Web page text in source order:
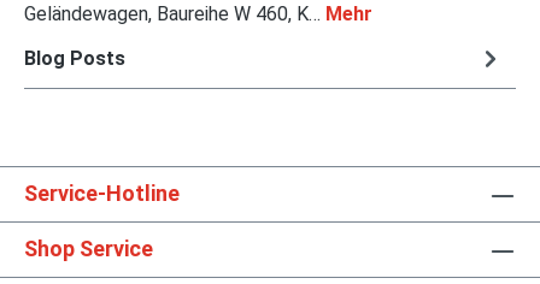
Geländewagen, Baureihe W 460, K… Mehr
Blog Posts
Service-Hotline
Shop Service